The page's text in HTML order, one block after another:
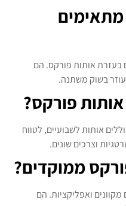
בעזרת אותות פורקס. הם
בשוק משתנה.
פורקס?
אותות לשבועיים, לטווח
וצרכים שונים.
ממוקדים?
ואפליקציות. הם